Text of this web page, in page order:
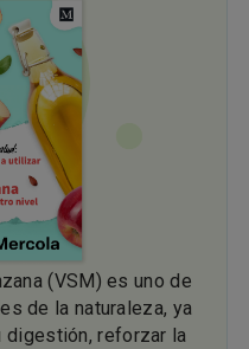
(VSM) es uno de
de la naturaleza, ya
digestión, reforzar la